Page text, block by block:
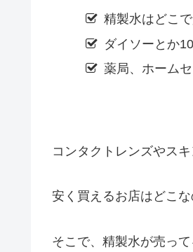
精製水はどこ
ダイソーとか
薬局、ホーム
コンタクトレンズやス
安く買えるお店はどこ
そこで、精製水が売っ